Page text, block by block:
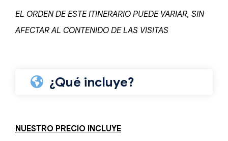
EL ORDEN DE ESTE ITINERARIO PUEDE VARIAR, SIN
AFECTAR AL CONTENIDO DE LAS VISITAS
¿Qué incluye?
NUESTRO PRECIO INCLUYE